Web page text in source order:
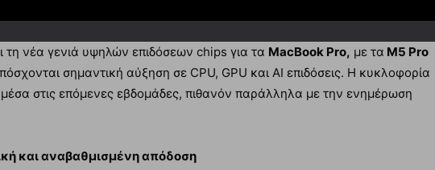
τη νέα γενιά υψηλών επιδόσεων chips για τα MacBook Pro, με τα M5 Pro
σημαντική αύξηση σε CPU, GPU και AI επιδόσεις. Η κυκλοφορία
στις επόμενες εβδομάδες, πιθανόν παράλληλα με την ενημέρωση
και αναβαθμισμένη απόδοση